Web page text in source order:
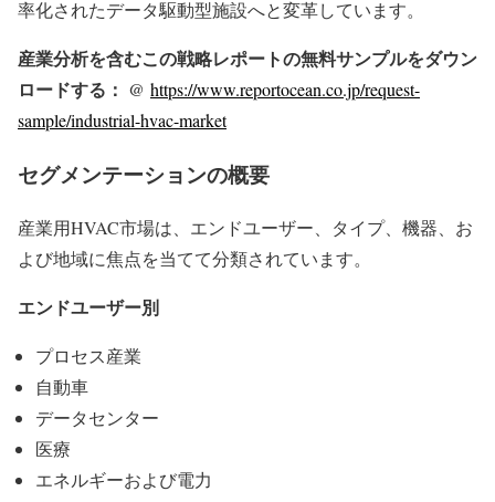
率化されたデータ駆動型施設へと変革しています。
産業分析を含むこの戦略レポートの無料サンプルをダウン
ロードする： @ https://www.reportocean.co.jp/request-
sample/industrial-hvac-market
セグメンテーションの概要
産業用HVAC市場は、エンドユーザー、タイプ、機器、お
よび地域に焦点を当てて分類されています。
エンドユーザー別
プロセス産業
自動車
データセンター
医療
エネルギーおよび電力